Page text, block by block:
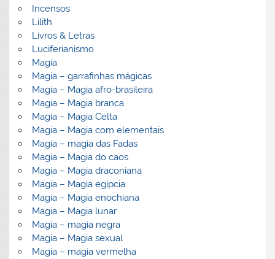
Incensos
Lilith
Livros & Letras
Luciferianismo
Magia
Magia – garrafinhas mágicas
Magia – Magia afro-brasileira
Magia – Magia branca
Magia – Magia Celta
Magia – Magia com elementais
Magia – magia das Fadas
Magia – Magia do caos
Magia – Magia draconiana
Magia – Magia egípcia
Magia – Magia enochiana
Magia – Magia lunar
Magia – magia negra
Magia – Magia sexual
Magia – magia vermelha